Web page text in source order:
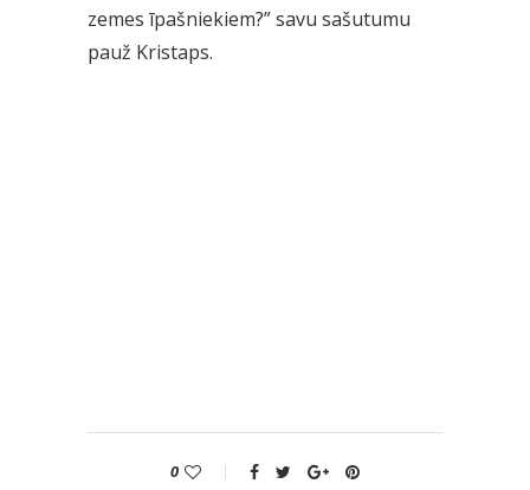
zemes īpašniekiem?” savu sašutumu
pauž Kristaps.
0